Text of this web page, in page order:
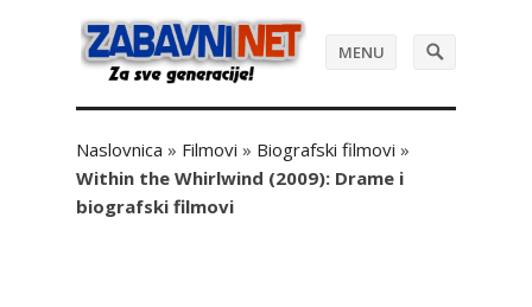
MENU
Naslovnica » Filmovi » Biografski filmovi »
Within the Whirlwind (2009): Drame i
biografski filmovi